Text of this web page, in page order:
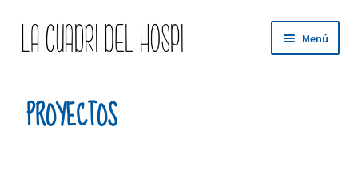
Menú
QUE HACEMOS
PROYECTOS